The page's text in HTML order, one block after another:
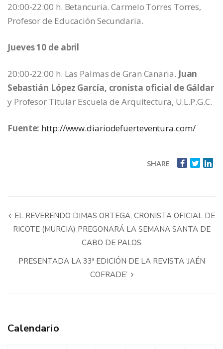
20:00-22:00 h. Betancuria. Carmelo Torres Torres,
Profesor de Educación Secundaria.
Jueves 10 de abril
20:00-22:00 h. Las Palmas de Gran Canaria. Juan
Sebastián López García, cronista oficial de Gáldar
y Profesor Titular Escuela de Arquitectura, U.L.P.G.C.
Fuente: http://www.diariodefuerteventura.com/
SHARE
EL REVERENDO DIMAS ORTEGA, CRONISTA OFICIAL DE
RICOTE (MURCIA) PREGONARÁ LA SEMANA SANTA DE
CABO DE PALOS
PRESENTADA LA 33ª EDICIÓN DE LA REVISTA ‘JAÉN
COFRADE’
Calendario